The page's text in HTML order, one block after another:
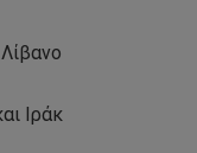
Ιράκ